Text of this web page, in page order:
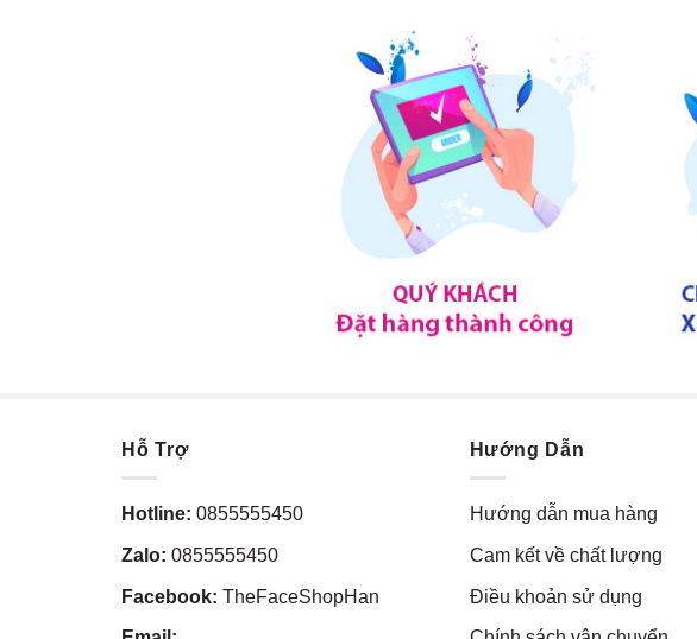
Hỗ Trợ
Hotline: 0855555450
Zalo: 0855555450
Facebook: TheFaceShopHan
Hướng Dẫn
Hướng dẫn mua hàng
Cam kết về chất lượng
Điều khoản sử dụng